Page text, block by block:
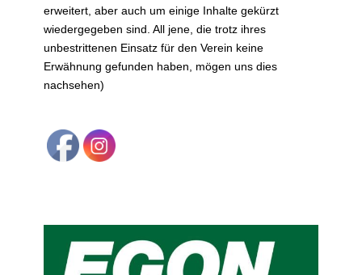
erweitert, aber auch um einige Inhalte gekürzt
wiedergegeben sind. All jene, die trotz ihres
unbestrittenen Einsatz für den Verein keine
Erwähnung gefunden haben, mögen uns dies
nachsehen)